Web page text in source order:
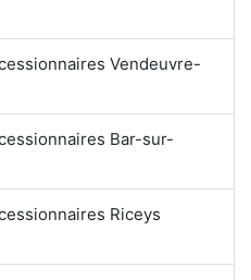
Vendeuvre-
Bar-sur-
Riceys